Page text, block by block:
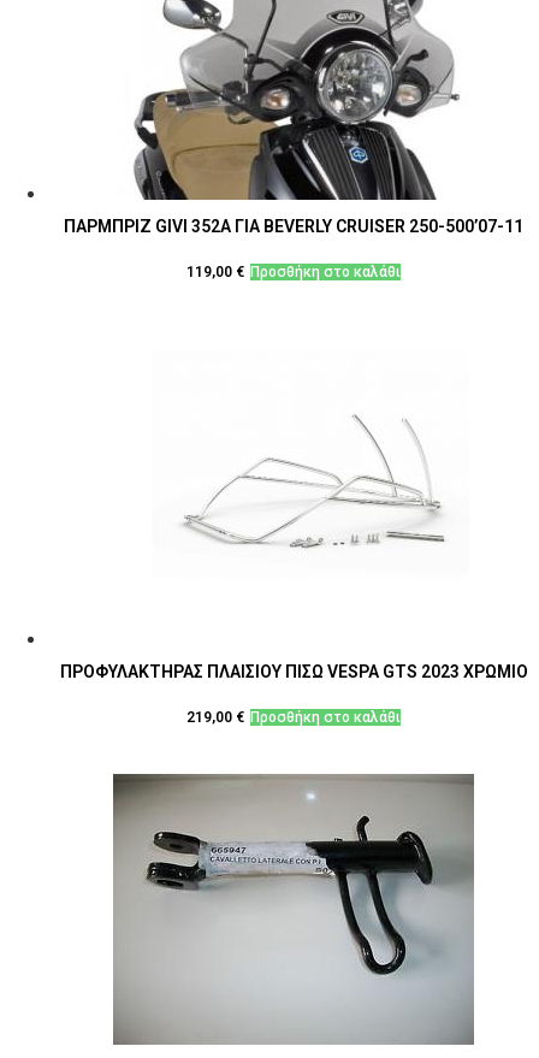
ΠΑΡΜΠΡΙΖ GIVI 352Α ΓΙΑ BEVERLY CRUISER 250-500’07-11
119,00 € Προσθήκη στο καλάθι
ΠΡΟΦΥΛΑΚΤΗΡΑΣ ΠΛΑΙΣΙΟΥ ΠΙΣΩ VESPA GTS 2023 ΧΡΩΜΙΟ
219,00 € Προσθήκη στο καλάθι